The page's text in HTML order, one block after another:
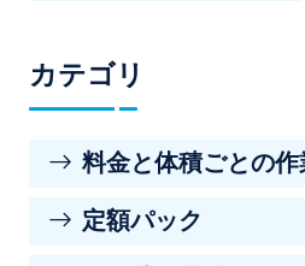
カテゴリ
料金と体積ごとの
定額パック